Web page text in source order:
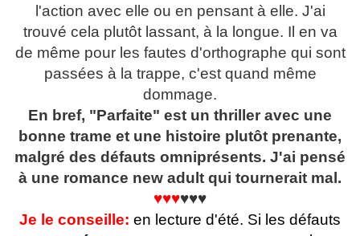
l'action avec elle ou en pensant à elle. J'ai
trouvé cela plutôt lassant, à la longue. Il en va
de même pour les fautes d'orthographe qui sont
passées à la trappe, c'est quand même
dommage.
En bref, "Parfaite" est un thriller avec une
bonne trame et une histoire plutôt prenante,
malgré des défauts omniprésents. J'ai pensé
à une romance new adult qui tournerait mal.
♥♥♥♥♥♥
Je le conseille: en lecture d'été. Si les défauts